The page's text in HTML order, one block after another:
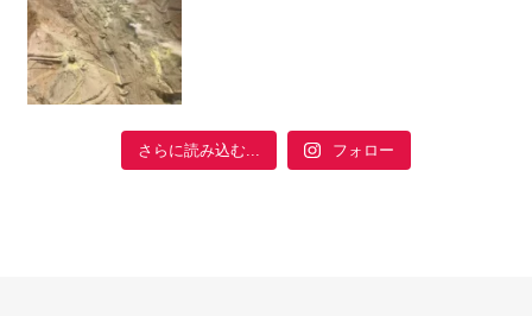
さらに読み込む... フォロー